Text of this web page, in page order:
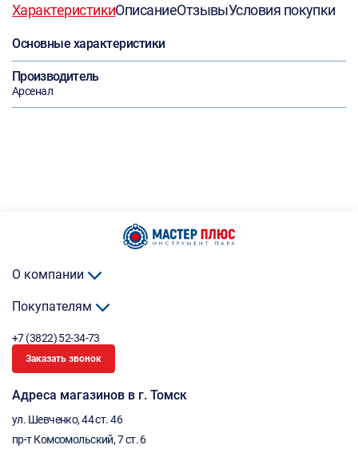
ХарактеристикиОписаниеОтзывыУсловия покупки
Основные характеристики
Производитель
Арсенал
О компании
Покупателям
+7 (3822) 52-34-73
Заказать звонок
Адреса магазинов в г. Томск
ул. Шевченко, 44 ст. 46
пр-т Комсомольский, 7 ст. 6